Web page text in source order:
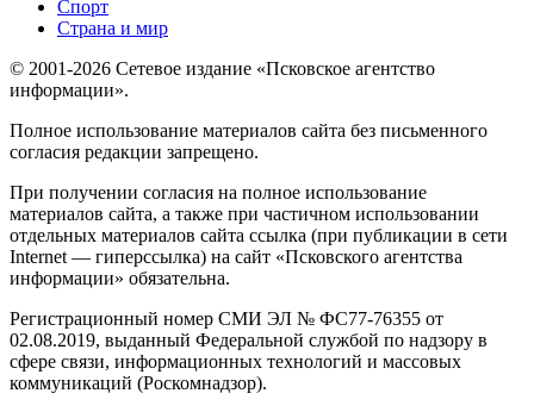
Спорт
Страна и мир
© 2001-2026 Сетевое издание «Псковское агентство
информации».
Полное использование материалов сайта без письменного
согласия редакции запрещено.
При получении согласия на полное использование
материалов сайта, а также при частичном использовании
отдельных материалов сайта ссылка (при публикации в сети
Internet — гиперссылка) на сайт «Псковского агентства
информации» обязательна.
Регистрационный номер СМИ ЭЛ № ФС77-76355 от
02.08.2019, выданный Федеральной службой по надзору в
сфере связи, информационных технологий и массовых
коммуникаций (Роскомнадзор).